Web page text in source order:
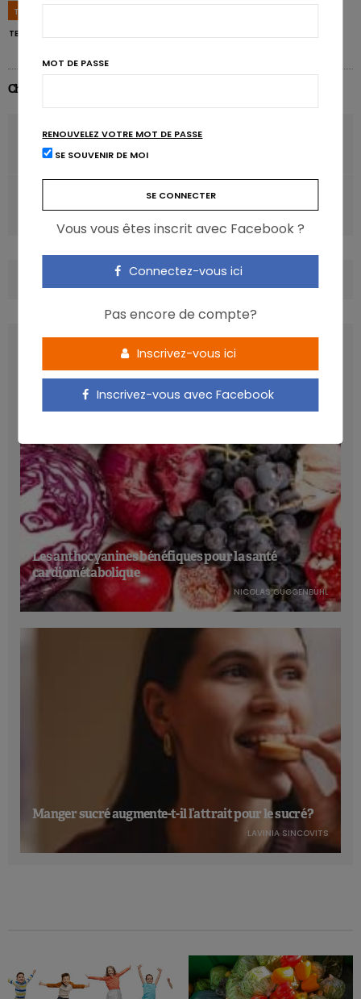
TAGS
TENDANCES
Charlotte Baecke
ARTICLE PRÉCÉDENT
Pâtes de Lentilles Corail Pedon®
ARTICLE SUIVANT
Une alimentation plus saine grâce aux achats en ligne?
Les anthocyanines bénéfiques pour la santé
cardiométabolique
NICOLAS GUGGENBÜHL
Manger sucré augmente-t-il l’attrait pour le sucré ?
LAVINIA SINCOVITS
MOT DE PASSE
RENOUVELEZ VOTRE MOT DE PASSE
SE SOUVENIR DE MOI
Vous vous êtes inscrit avec Facebook ?
Connectez-vous ici
Pas encore de compte?
Inscrivez-vous ici
Inscrivez-vous avec Facebook